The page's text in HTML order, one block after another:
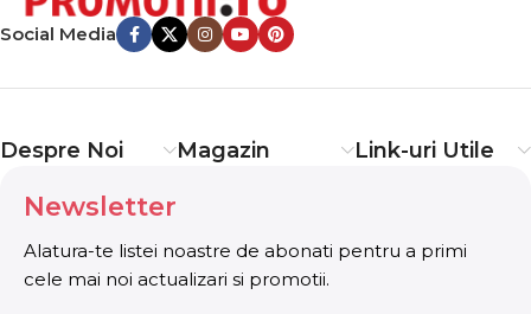
communication, and checkpoints, there wasn’t a process
agreed upon or specified with the granularity required. It’s
colors, no layout, no styles, all those things that convey the
hierarchies of information, weight, emphasis, oblique
stresses, priorities, all those subtle cues that also have
visual and emotional appeal to the reader.
Social Media
Despre Noi Magazin Link-uri Utile
Newsletter
Alatura-te listei noastre de abonati pentru a primi
cele mai noi actualizari si promotii.